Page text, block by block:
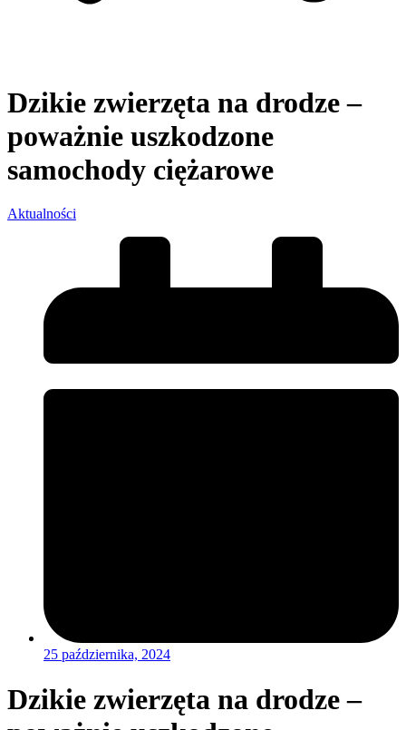
Dzikie zwierzęta na drodze –
poważnie uszkodzone
samochody ciężarowe
Aktualności
25 października, 2024
Dzikie zwierzęta na drodze –